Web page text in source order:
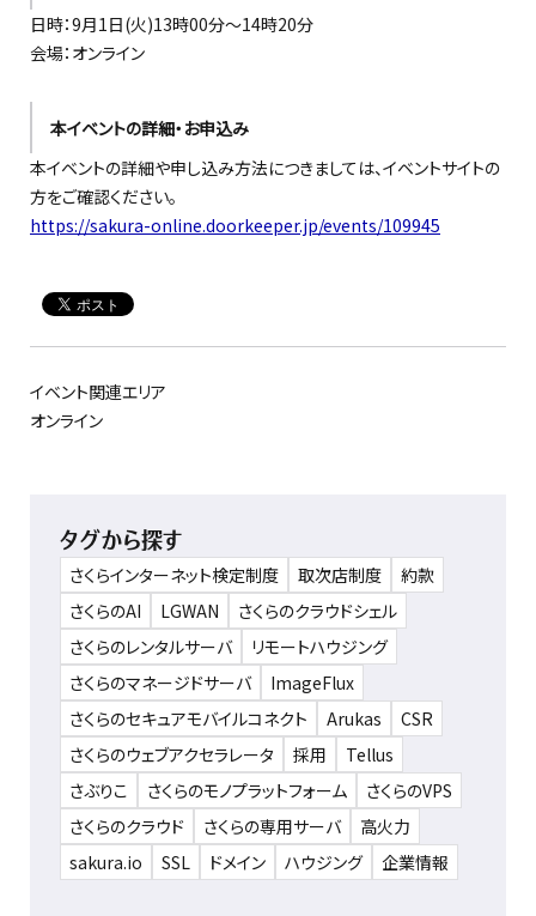
日時：9月1日(火)13時00分〜14時20分
会場：オンライン
本イベントの詳細・お申込み
本イベントの詳細や申し込み方法につきましては、イベントサイトの
方をご確認ください。
https://sakura-online.doorkeeper.jp/events/109945
イベント関連エリア
オンライン
タグから探す
さくらインターネット検定制度 取次店制度
約款
さくらのAI
LGWAN
さくらのクラウドシェル
さくらのレンタルサーバ
リモートハウジング
さくらのマネージドサーバ
ImageFlux
さくらのセキュアモバイルコネクト
Arukas
CSR
さくらのウェブアクセラレータ
採用
Tellus
さぶりこ
さくらのモノプラットフォーム
さくらのVPS
さくらのクラウド
さくらの専用サーバ
高火力
sakura.io
SSL ドメイン ハウジング 企業情報